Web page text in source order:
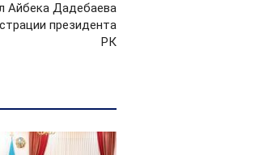
Айбека Дадебаева
президента
РК